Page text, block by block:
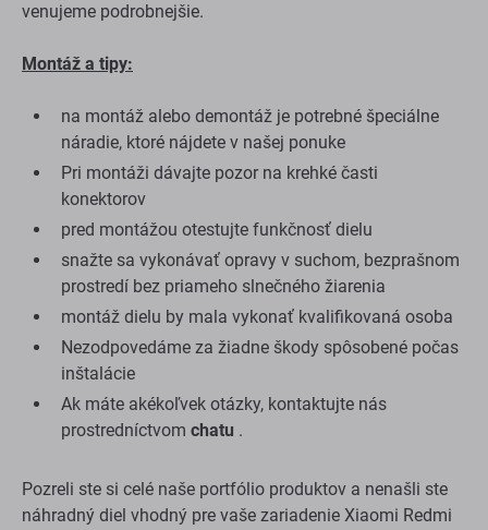
venujeme podrobnejšie.
Montáž a tipy:
na montáž alebo demontáž je potrebné špeciálne
náradie, ktoré nájdete v našej ponuke
Pri montáži dávajte pozor na krehké časti
konektorov
pred montážou otestujte funkčnosť dielu
snažte sa vykonávať opravy v suchom, bezprašnom
prostredí bez priameho slnečného žiarenia
montáž dielu by mala vykonať kvalifikovaná osoba
Nezodpovedáme za žiadne škody spôsobené počas
inštalácie
Ak máte akékoľvek otázky, kontaktujte nás
prostredníctvom chatu .
Pozreli ste si celé naše portfólio produktov a nenašli ste
náhradný diel vhodný pre vaše zariadenie Xiaomi Redmi